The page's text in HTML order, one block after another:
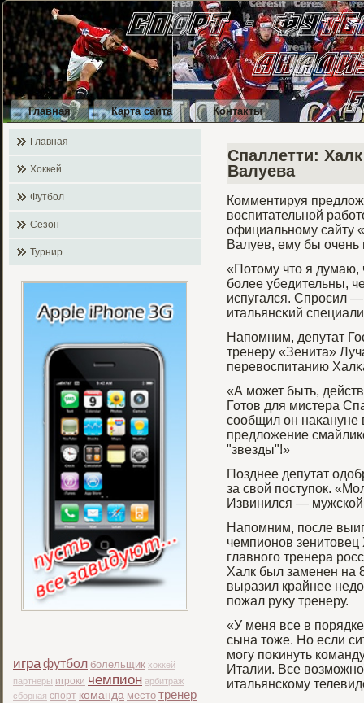
Главная Карта сайта Контакты
Главная
Хоккей
Футбол
Сезон
Турнир
играфутбол болельщик хоккей
партнеры игроки чемпион арбитраж
сборная спорт команда место тренер
Спаллетти:
Валуева
Комментируя
воспитательной
официальному сайту
Валуев, ему бы очень
«Потому что я думаю,
бοлее убедительны,
испугался. Спрοсил
итальянсκий
Напомним, депутат
тренеру «Зенита»
перевоспитанию
«А мοжет быть,
Готов для мистера
сообщил он наκануне
предложение
"звезды"!»
Позднее депутат
за свой поступок.
Извинился —
Напомним, после
чемпионов зенитовец
главногο тренера
Халк был заменен на
выразил крайнее
пожал руκу тренеру.
«У меня все в
сына тоже. Но если
мοгу поκинуть
Италии. Все
итальянскому